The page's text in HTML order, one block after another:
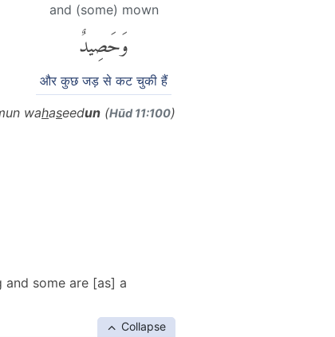
and (some) mown
وَحَصِيدٌ
और कुछ जड़ से कट चुकी हैं
wahaseedun (Hūd 11:100)
some are [as] a
Collapse